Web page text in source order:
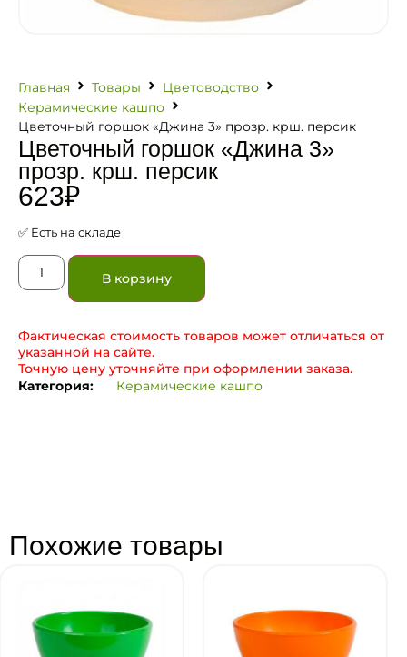
Главная Товары
Цветоводство
Керамические кашпо
Цветочный горшок «Джина 3» прозр. крш. персик
Цветочный горшок «Джина 3»
прозр. крш. персик
623₽
✅ Есть на складе
В корзину
Фактическая стоимость товаров может отличаться от
указанной на сайте.
Точную цену уточняйте при оформлении заказа.
Категория:
Керамические кашпо
Похожие товары